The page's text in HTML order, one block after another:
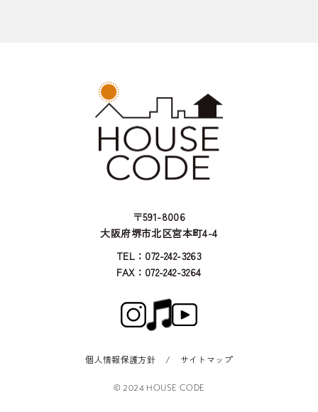
〒591-8006
大阪府堺市北区宮本町4-4
TEL：072-242-3263
FAX：072-242-3264
個人情報保護方針 / サイトマップ
© 2024 HOUSE CODE